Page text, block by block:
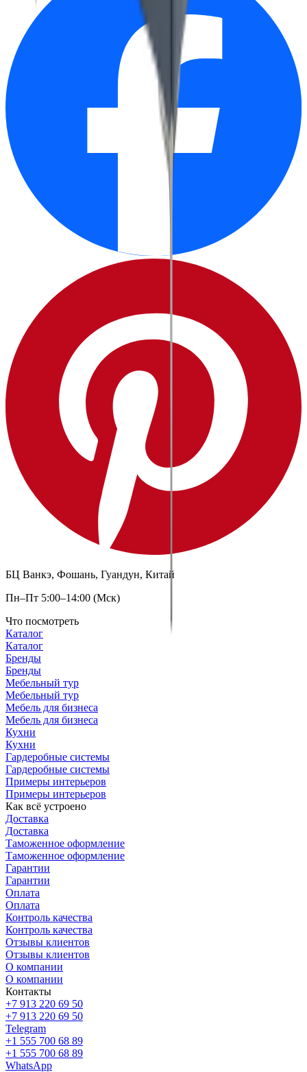
БЦ Ванкэ, Фошань, Гуандун, Китай
Пн–Пт 5:00–14:00 (Мск)
Что посмотреть
Каталог
Каталог
Бренды
Бренды
Мебельный тур
Мебельный тур
Мебель для бизнеса
Мебель для бизнеса
Кухни
Кухни
Гардеробные системы
Гардеробные системы
Примеры интерьеров
Примеры интерьеров
Как всё устроено
Доставка
Доставка
Таможенное оформление
Таможенное оформление
Гарантии
Гарантии
Оплата
Оплата
Контроль качества
Контроль качества
Отзывы клиентов
Отзывы клиентов
О компании
О компании
Контакты
+7 913 220 69 50
+7 913 220 69 50
Telegram
+1 555 700 68 89
+1 555 700 68 89
WhatsApp